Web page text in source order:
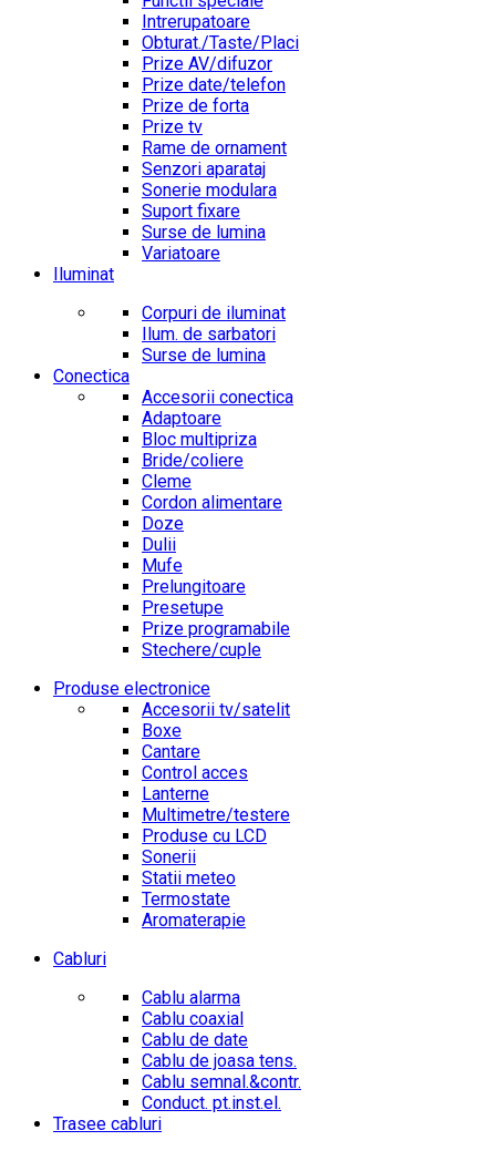
Intrerupatoare
Obturat./Taste/Placi
Prize AV/difuzor
Prize date/telefon
Prize de forta
Prize tv
Rame de ornament
Senzori aparataj
Sonerie modulara
Suport fixare
Surse de lumina
Variatoare
Iluminat
Corpuri de iluminat
Ilum. de sarbatori
Surse de lumina
Conectica
Accesorii conectica
Adaptoare
Bloc multipriza
Bride/coliere
Cleme
Cordon alimentare
Doze
Dulii
Mufe
Prelungitoare
Presetupe
Prize programabile
Stechere/cuple
Produse electronice
Accesorii tv/satelit
Boxe
Cantare
Control acces
Lanterne
Multimetre/testere
Produse cu LCD
Sonerii
Statii meteo
Termostate
Aromaterapie
Cabluri
Cablu alarma
Cablu coaxial
Cablu de date
Cablu de joasa tens.
Cablu semnal.&contr.
Conduct. pt.inst.el.
Trasee cabluri